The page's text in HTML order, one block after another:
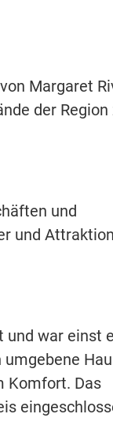
Margaret
der Region
und
und
und war einst
Komfort. Das